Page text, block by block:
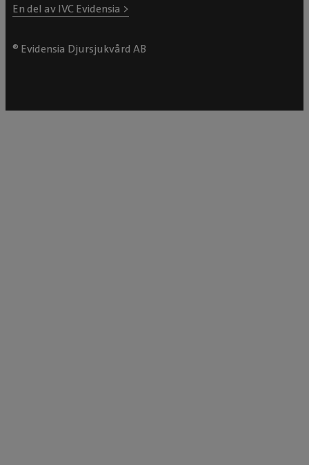
En del av IVC Evidensia >
® Evidensia Djursjukvård AB